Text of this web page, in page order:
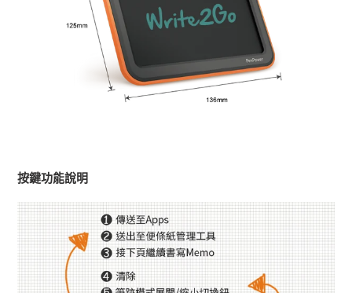
按鍵功能說明